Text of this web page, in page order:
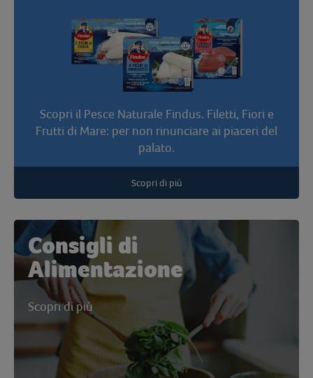
Scopri il Pesce Naturale Findus. Filetti, Fiori e
Frutti di Mare: per non rinunciare ai piaceri del
palato.
Scopri di più
Consigli di
Alimentazione
Scopri di più